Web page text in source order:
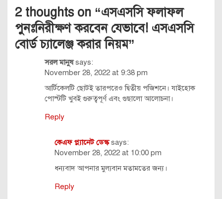
2 thoughts on “এসএসসি ফলাফল
পুনঃনিরীক্ষণ করবেন যেভাবে! এসএসসি
বোর্ড চ্যালেঞ্জ করার নিয়ম”
সরল মানুষ says:
November 28, 2022 at 9:38 pm
আর্টিকেলটি ছোটই তারপরেও দ্বিতীয় পজিশনে। যাইহোক
পোস্টটি খুবই গুরুত্বপূর্ণ এবং গুছালো আলোচনা।
Reply
কেএফ প্ল্যানেট ডেস্ক says:
November 28, 2022 at 10:00 pm
ধন্যবাদ আপনার মুল্যবান মতামতের জন্য।
Reply